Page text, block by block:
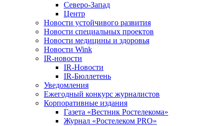
Северо-Запад
Центр
Новости устойчивого развития
Новости специальных проектов
Новости медицины и здоровья
Новости Wink
IR-новости
IR-Новости
IR-Бюллетень
Уведомления
Ежегодный конкурс журналистов
Корпоративные издания
Газета «Вестник Ростелекома»
Журнал «Ростелеком PRO»